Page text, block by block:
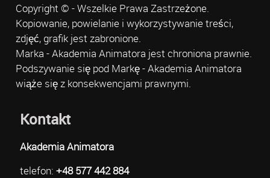
Copyright © - Wszelkie Prawa Zastrzeżone.
Kopiowanie, powielanie i wykorzystywanie treści,
zdjęć, grafik jest zabronione.
Marka - Akademia Animatora jest chroniona prawnie.
Podszywanie się pod Markę - Akademia Animatora
wiąże się z konsekwencjami prawnymi.
Kontakt
Akademia Animatora
telefon: +48 577 442 884